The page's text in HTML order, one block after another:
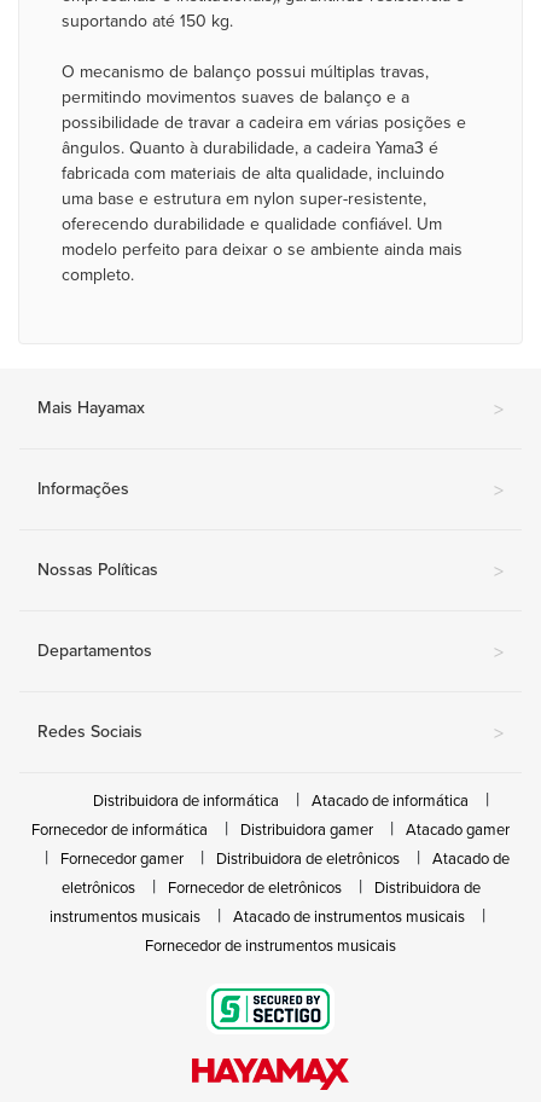
suportando até 150 kg.
O mecanismo de balanço possui múltiplas travas,
permitindo movimentos suaves de balanço e a
possibilidade de travar a cadeira em várias posições e
ângulos. Quanto à durabilidade, a cadeira Yama3 é
fabricada com materiais de alta qualidade, incluindo
uma base e estrutura em nylon super-resistente,
oferecendo durabilidade e qualidade confiável. Um
modelo perfeito para deixar o se ambiente ainda mais
completo.
Mais Hayamax >
Informações >
Nossas Políticas >
Departamentos >
Redes Sociais >
Distribuidora de informática
Atacado de informática
Fornecedor de informática
Distribuidora gamer
Atacado gamer
Fornecedor gamer
Distribuidora de eletrônicos
Atacado de
eletrônicos
Fornecedor de eletrônicos
Distribuidora de
instrumentos musicais
Atacado de instrumentos musicais
Fornecedor de instrumentos musicais